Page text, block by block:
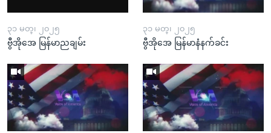
၃၁ မတ္၊ ၂၀၂၅
ဗွီအိုအေ မြန်မာညချမ်း
၃၁ မတ္၊ ၂၀၂၅
ဗွီအိုအေ မြန်မာနံနက်ခင်း